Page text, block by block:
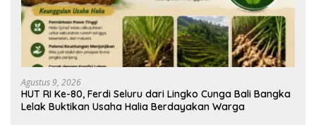
Agustus 9, 2026
HUT RI Ke-80, Ferdi Seluru dari Lingko Cunga Bali Bangka
Lelak Buktikan Usaha Halia Berdayakan Warga